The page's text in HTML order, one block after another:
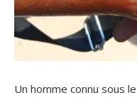
Un homme connu sous